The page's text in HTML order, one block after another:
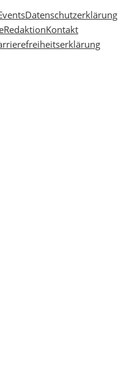
Datenschutzerklärung
RedaktionKontakt